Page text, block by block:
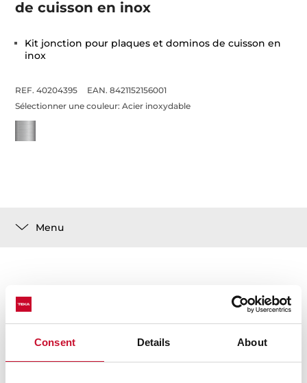
Consent Details About
de cuisson en inox
Kit jonction pour plaques et dominos de cuisson en
inox
REF. 40204395
EAN. 8421152156001
Sélectionner une couleur:Acier inoxydable
Menu
Détails techniques
Kit jonction pour plaques et dominos de cuisson en